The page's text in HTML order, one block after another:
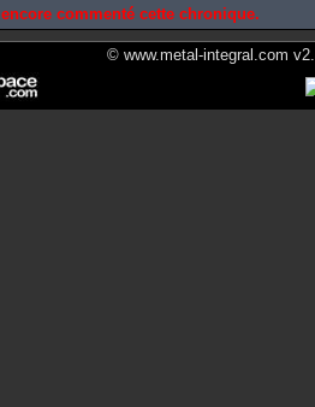
commenté cette chronique.
© www.metal-integral.com